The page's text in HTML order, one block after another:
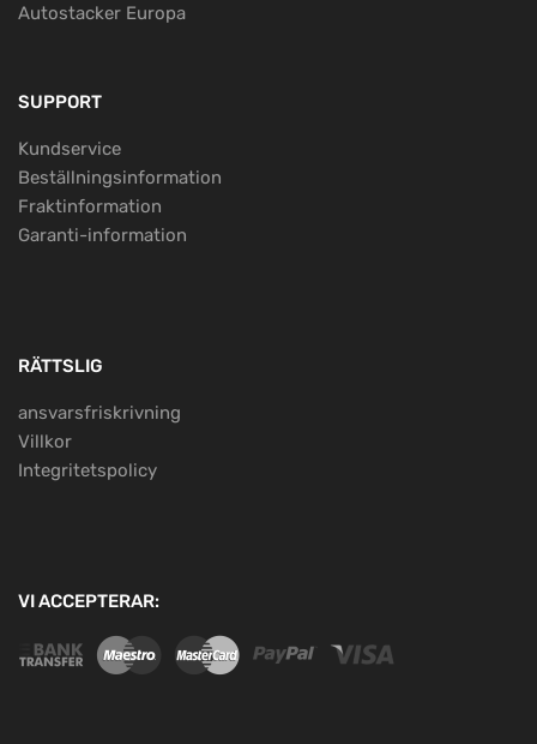
Autostacker Europa
SUPPORT
Kundservice
Beställningsinformation
Fraktinformation
Garanti-information
RÄTTSLIG
ansvarsfriskrivning
Villkor
Integritetspolicy
VI ACCEPTERAR: